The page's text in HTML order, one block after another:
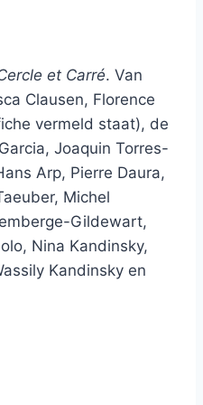
et Carré. Van
Clausen, Florence
vermeld staat), de
Joaquin Torres-
Arp, Pierre Daura,
Michel
Gildewart,
Nina Kandinsky,
Kandinsky en